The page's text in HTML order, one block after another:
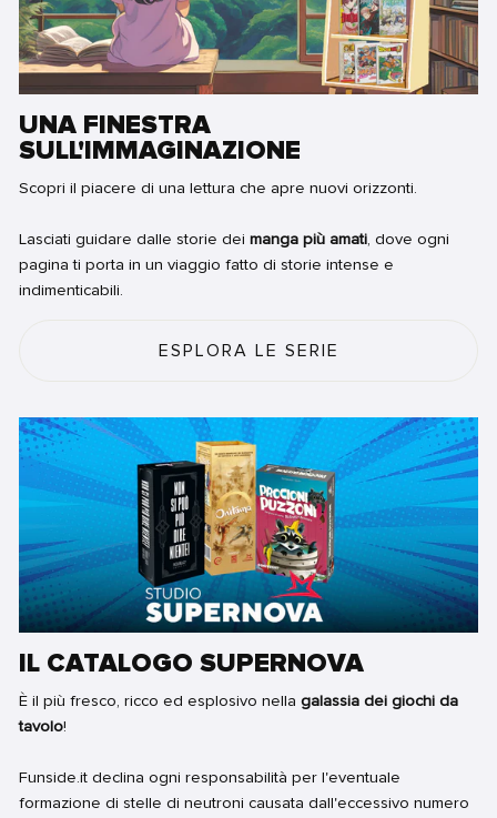
UNA FINESTRA
SULL'IMMAGINAZIONE
Scopri il piacere di una lettura che apre nuovi orizzonti.
Lasciati guidare dalle storie dei manga più amati, dove ogni
pagina ti porta in un viaggio fatto di storie intense e
indimenticabili.
ESPLORA LE SERIE
IL CATALOGO SUPERNOVA
È il più fresco, ricco ed esplosivo nella galassia dei giochi da
tavolo!
Funside.it declina ogni responsabilità per l'eventuale
formazione di stelle di neutroni causata dall'eccessivo numero